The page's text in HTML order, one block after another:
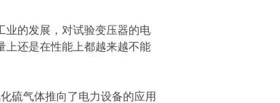
业的发展，对试验变压器的电
上还是在性能上都越来越不能
硫气体推向了电力设备的应用